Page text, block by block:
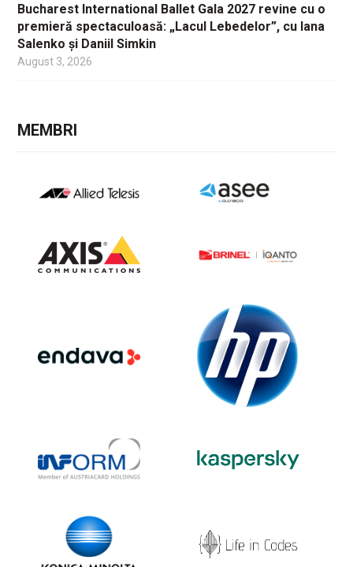
Bucharest International Ballet Gala 2027 revine cu o
premieră spectaculoasă: „Lacul Lebedelor”, cu Iana
Salenko și Daniil Simkin
August 3, 2026
MEMBRI